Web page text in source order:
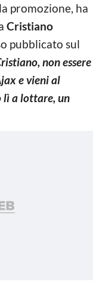
promozione, ha
Cristiano
pubblicato sul
non essere
e vieni al
lì a lottare, un